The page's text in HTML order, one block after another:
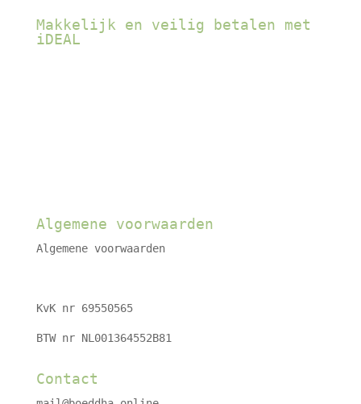
Makkelijk en veilig betalen met
iDEAL
Algemene voorwaarden
Algemene voorwaarden
KvK nr 69550565
BTW nr NL001364552B81
Contact